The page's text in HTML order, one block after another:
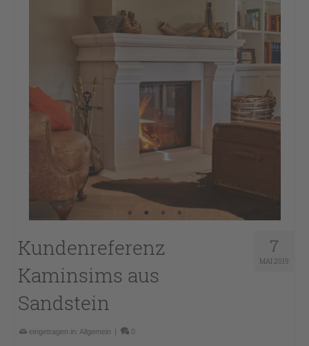
7
MAI 2019
Kundenreferenz
Kaminsims aus
Sandstein
eingetragen in: Allgemein | 0